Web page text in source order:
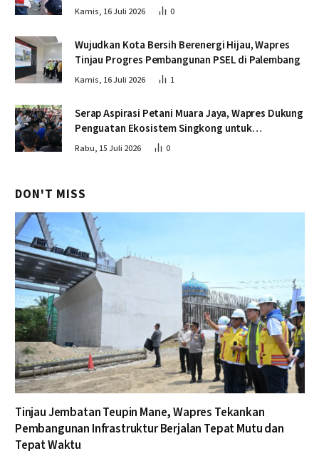
Kamis, 16 Juli 2026 0
Wujudkan Kota Bersih Berenergi Hijau, Wapres
Tinjau Progres Pembangunan PSEL di Palembang
Kamis, 16 Juli 2026 1
Serap Aspirasi Petani Muara Jaya, Wapres Dukung
Penguatan Ekosistem Singkong untuk
Swasembada Pangan
Rabu, 15 Juli 2026 0
DON'T MISS
Tinjau Jembatan Teupin Mane, Wapres Tekankan
Pembangunan Infrastruktur Berjalan Tepat Mutu dan
Tepat Waktu